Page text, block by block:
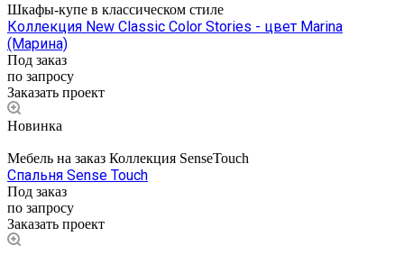
Шкафы-купе в классическом стиле
Коллекция New Classic Color Stories - цвет Marina
(Марина)
Под заказ
по запросу
Заказать проект
Новинка
Мебель на заказ Коллекция SenseTouch
Спальня Sense Touch
Под заказ
по запросу
Заказать проект